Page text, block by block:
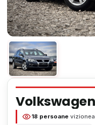
18 persoane